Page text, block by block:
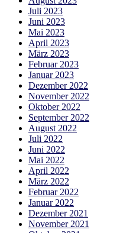
Juli 2023
Juni 2023
Mai 2023
April 2023
März 2023
Februar 2023
Januar 2023
Dezember 2022
November 2022
Oktober 2022
September 2022
August 2022
Juli 2022
Juni 2022
Mai 2022
April 2022
März 2022
Februar 2022
Januar 2022
Dezember 2021
November 2021